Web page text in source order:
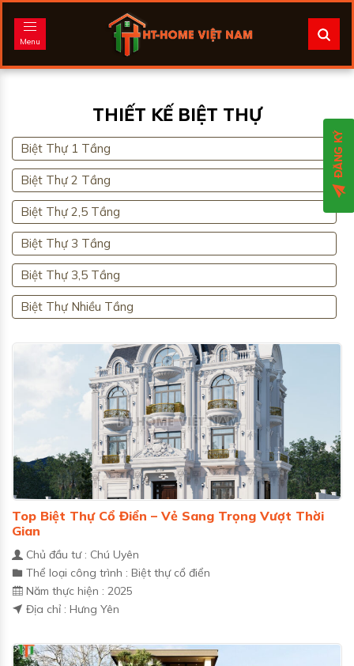
Menu
THIẾT KẾ BIỆT THỰ
Biệt Thự 1 Tầng
Biệt Thự 2 Tầng
Biệt Thự 2,5 Tầng
Biệt Thự 3 Tầng
Biệt Thự 3,5 Tầng
Biệt Thự Nhiều Tầng
Top Biệt Thự Cổ Điển – Vẻ Sang Trọng Vượt Thời
Gian
Chủ đầu tư : Chú Uyên
Thể loại công trình : Biệt thự cổ điển
Năm thực hiện : 2025
Địa chỉ : Hưng Yên